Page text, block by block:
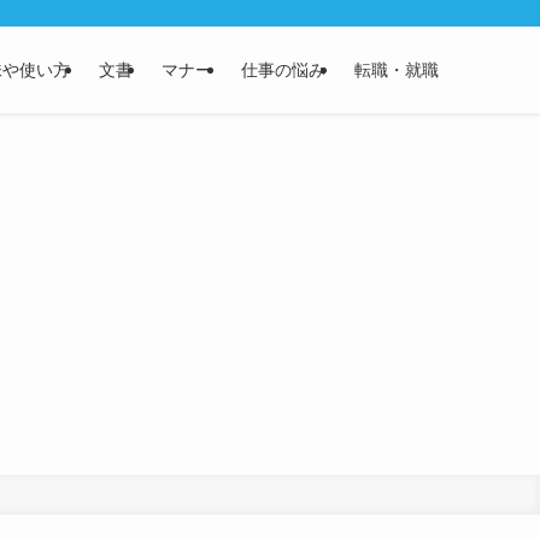
使い方 文書 マナー 仕事の悩み 転職・就職